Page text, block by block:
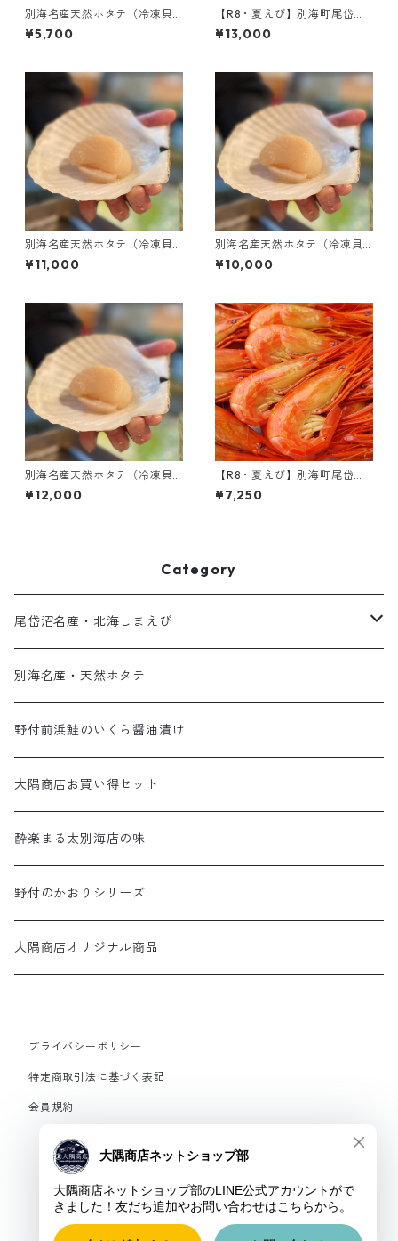
別海名産天然ホタテ（冷凍貝
柱・Lサイズ･500g）
¥5,700
【R8・夏えび】別海町尾岱沼
名産｜北海しまえび（中サイ
ズ・1kg）
¥13,000
別海名産天然ホタテ（冷凍貝
柱・Lサイズ･1kg）
¥11,000
別海名産天然ホタテ（冷凍貝
柱・Mサイズ・1kg）
¥10,000
別海名産天然ホタテ（冷凍貝
柱・2Lサイズ･1kg）
¥12,000
【R8・夏えび】別海町尾岱沼
名産｜北海しまえび（大サイ
ズ・500g）
¥7,250
Category
尾岱沼名産・北海しまえび
最高の食感！夏の北海しまえび
子持ちが嬉しい！秋の北海しまえび
別海名産・天然ホタテ
野付前浜鮭のいくら醤油漬け
大隅商店お買い得セット
酔楽まる太別海店の味
野付のかおりシリーズ
大隅商店オリジナル商品
プライバシーポリシー
特定商取引法に基づく表記
会員規約